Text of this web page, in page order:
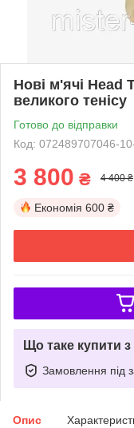
Нові м'ячі Head
великого тенісу
Готово до відправки
Код: 072489707046-
3 800 ₴ 4 400 ₴
Економія 600 ₴
Що таке купити
Замовлення під
Опис